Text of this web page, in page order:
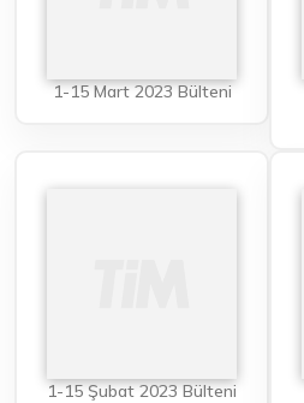
1-15 Mart 2023 Bülteni
1-15 Şubat 2023 Bülteni